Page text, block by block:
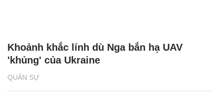
QUÂN SỰ
Khoảnh khắc lính dù Nga bắn hạ UAV
'khủng' của Ukraine